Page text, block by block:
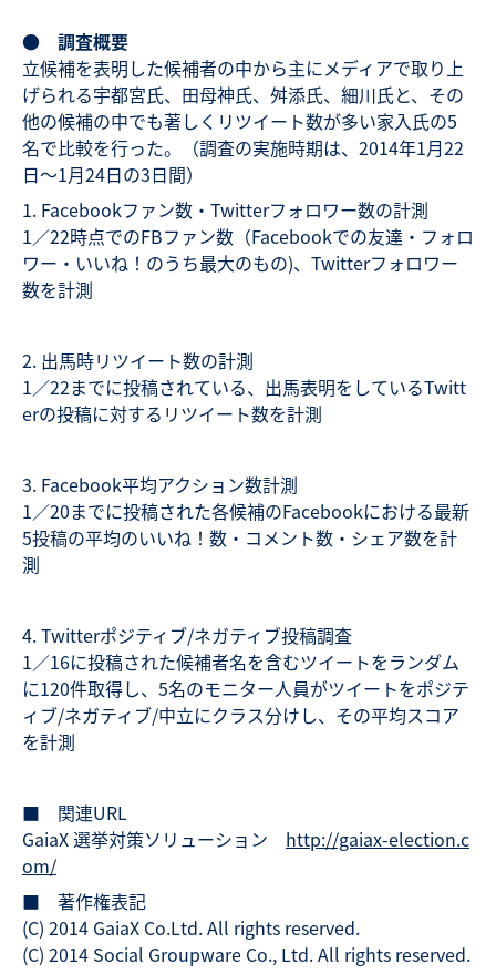
● 調査概要
立候補を表明した候補者の中から主にメディアで取り上
げられる宇都宮氏、田母神氏、舛添氏、細川氏と、その
他の候補の中でも著しくリツイート数が多い家入氏の5
名で比較を行った。（調査の実施時期は、2014年1月22
日〜1月24日の3日間）
1. Facebookファン数・Twitterフォロワー数の計測
1／22時点でのFBファン数（Facebookでの友達・フォロ
ワー・いいね！のうち最大のもの)、Twitterフォロワー
数を計測
2. 出馬時リツイート数の計測
1／22までに投稿されている、出馬表明をしているTwitt
erの投稿に対するリツイート数を計測
3. Facebook平均アクション数計測
1／20までに投稿された各候補のFacebookにおける最新
5投稿の平均のいいね！数・コメント数・シェア数を計
測
4. Twitterポジティブ/ネガティブ投稿調査
1／16に投稿された候補者名を含むツイートをランダム
に120件取得し、5名のモニター人員がツイートをポジテ
ィブ/ネガティブ/中立にクラス分けし、その平均スコア
を計測
■ 関連URL
GaiaX 選挙対策ソリューション http://gaiax-election.c
om/
■ 著作権表記
(C) 2014 GaiaX Co.Ltd. All rights reserved.
(C) 2014 Social Groupware Co., Ltd. All rights reserved.